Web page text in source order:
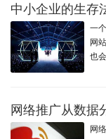
中小企业的生存
一
网
也
网络推广从数据
网